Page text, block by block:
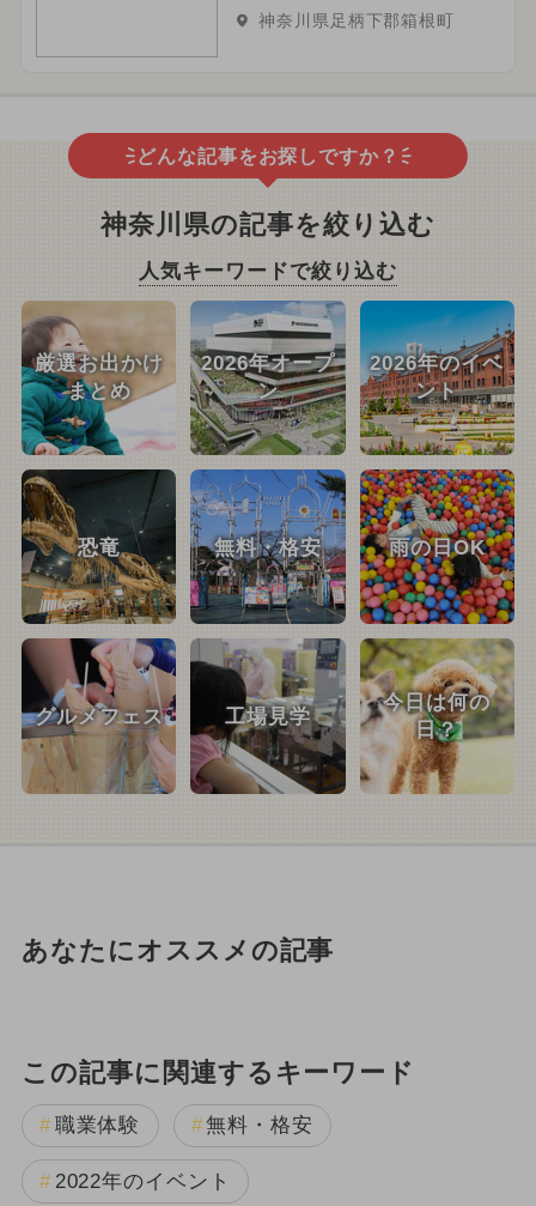
神奈川県足柄下郡箱根町
どんな記事をお探しですか？
神奈川県の記事を絞り込む
人気キーワードで絞り込む
厳選お出かけ
まとめ
2026年オープ
ン
2026年のイベ
ント
恐竜 無料・格安 雨の日OK
グルメフェス 工場見学
今日は何の
日？
あなたにオススメの記事
この記事に関連するキーワード
職業体験 無料・格安
2022年のイベント